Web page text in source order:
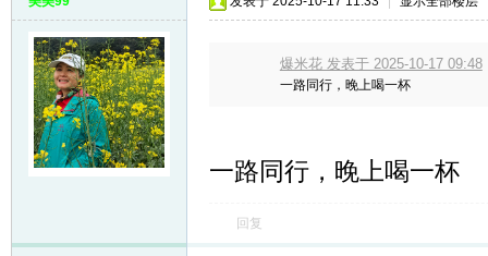
爆米花 发表于 2025-10-17 09:48
一路同行，晚上喝一杯
一路同行，晚上喝一杯
回复